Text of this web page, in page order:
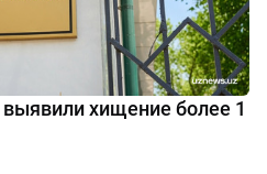
хищение более 1